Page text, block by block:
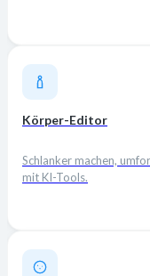
Körper-Editor
Schlanker machen,
mit KI-Tools.